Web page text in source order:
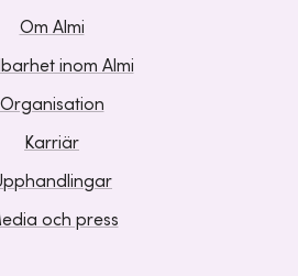
Om Almi
inom Almi
Organisation
Karriär
och press